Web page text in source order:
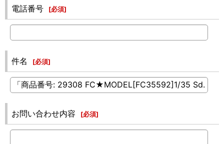
電話番号 [必須]
件名 [必須]
お問い合わせ内容 [必須]